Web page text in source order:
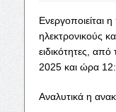
ηλεκτρονικούς
ειδικότητες,
2025 και ώρα
Αναλυτικά η